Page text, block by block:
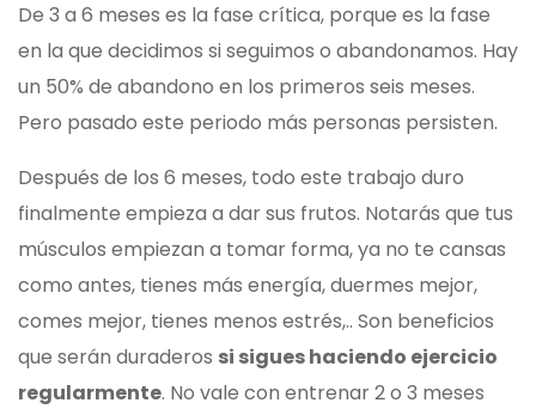
De 3 a 6 meses es la fase crítica, porque es la fase
en la que decidimos si seguimos o abandonamos. Hay
un 50% de abandono en los primeros seis meses.
Pero pasado este periodo más personas persisten.
Después de los 6 meses, todo este trabajo duro
finalmente empieza a dar sus frutos. Notarás que tus
músculos empiezan a tomar forma, ya no te cansas
como antes, tienes más energía, duermes mejor,
comes mejor, tienes menos estrés,.. Son beneficios
que serán duraderos si sigues haciendo ejercicio
regularmente. No vale con entrenar 2 o 3 meses